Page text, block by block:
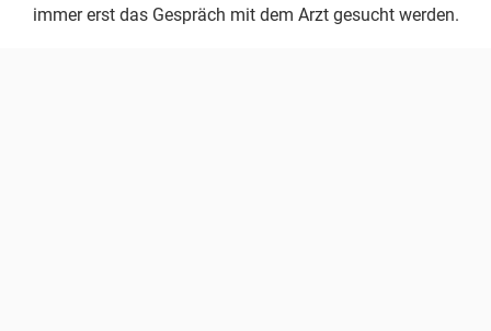
immer erst das Gespräch mit dem Arzt gesucht werden.